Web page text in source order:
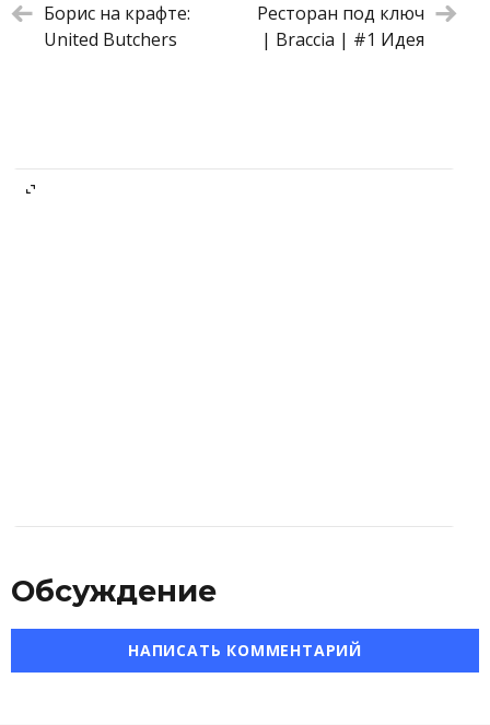
Борис на крафте:
United Butchers
Ресторан под ключ
| Braccia | #1 Идея
Обсуждение
НАПИСАТЬ КОММЕНТАРИЙ